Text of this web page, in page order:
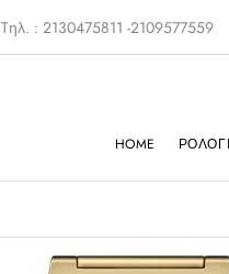
Tηλ. : 2130475811 -2109577559
HOME